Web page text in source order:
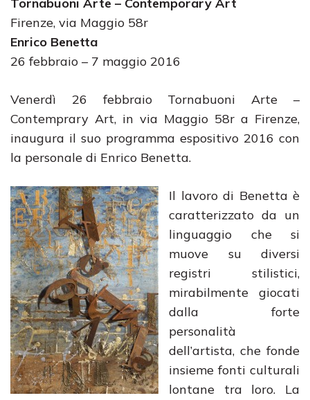
Firenze, via Maggio 58r
Enrico Benetta
26 febbraio – 7 maggio 2016
Venerdì 26 febbraio Tornabuoni Arte –
Contemprary Art, in via Maggio 58r a Firenze,
inaugura il suo programma espositivo 2016 con
la personale di Enrico Benetta.
Il lavoro di Benetta è
caratterizzato da un
linguaggio che si
muove su diversi
registri stilistici,
mirabilmente giocati
dalla forte
personalità
dell’artista, che fonde
insieme fonti culturali
lontane tra loro. La